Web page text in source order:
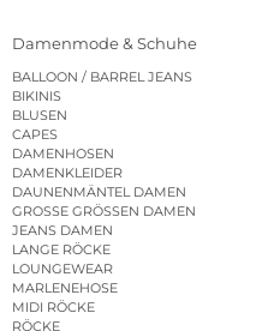
Damenmode & Schuhe
BALLOON / BARREL JEANS
BIKINIS
BLUSEN
CAPES
DAMENHOSEN
DAMENKLEIDER
DAUNENMÄNTEL DAMEN
GROSSE GRÖSSEN DAMEN
JEANS DAMEN
LANGE RÖCKE
LOUNGEWEAR
MARLENEHOSE
MIDI RÖCKE
RÖCKE